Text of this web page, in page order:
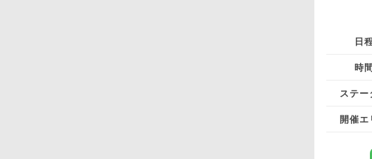
日
時
ステー
開催エ